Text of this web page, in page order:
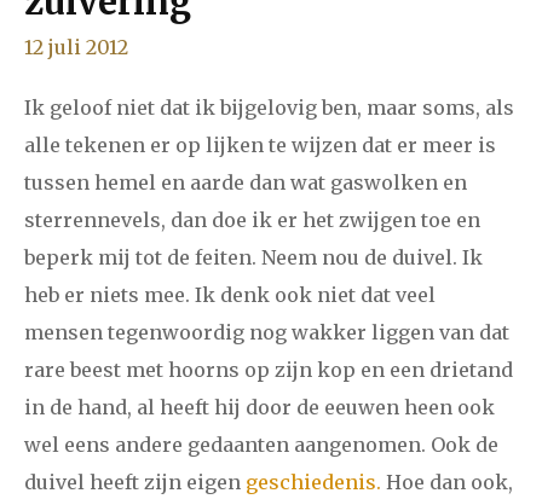
augustus
2025 augustus september oktober november
december
januari februari maart april mei juni juli
december
2023
januari februari maart april mei juni juli
augustus september oktober november
12 juli 2012
Ik geloof niet dat ik bijgelovig ben, maar soms, als
alle tekenen er op lijken te wijzen dat er meer is
tussen hemel en aarde dan wat gaswolken en
sterrennevels, dan doe ik er het zwijgen toe en
beperk mij tot de feiten. Neem nou de duivel. Ik
heb er niets mee. Ik denk ook niet dat veel
mensen tegenwoordig nog wakker liggen van dat
rare beest met hoorns op zijn kop en een drietand
in de hand, al heeft hij door de eeuwen heen ook
wel eens andere gedaanten aangenomen. Ook de
duivel heeft zijn eigen geschiedenis. Hoe dan ook,